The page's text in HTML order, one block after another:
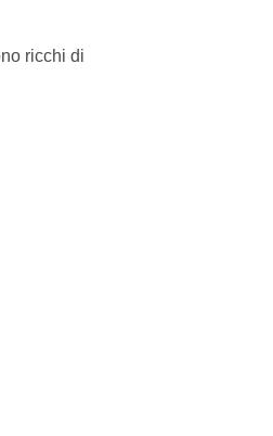
ricchi di